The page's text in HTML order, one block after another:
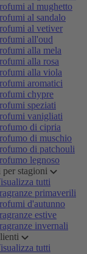
al mughetto
al sandalo
al vetiver
all'oud
alla mela
alla rosa
alla viola
aromatici
chypre
speziati
vanigliati
di cipria
di muschio
di patchouli
legnoso
per stagioni
tutti
primaverili
d'autunno
estive
invernali
tutti